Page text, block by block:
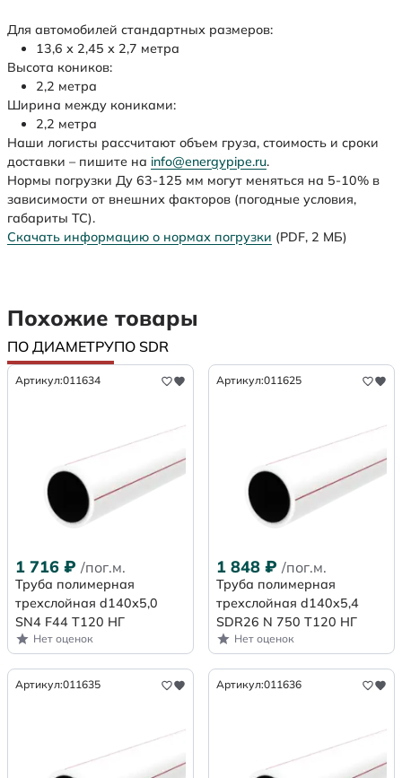
Для автомобилей стандартных размеров:
13,6 х 2,45 х 2,7 метра
Высота коников:
2,2 метра
Ширина между кониками:
2,2 метра
Наши логисты рассчитают объем груза, стоимость и сроки
доставки – пишите на info@energypipe.ru.
Нормы погрузки Ду 63-125 мм могут меняться на 5-10% в
зависимости от внешних факторов (погодные условия,
габариты ТС).
Скачать информацию о нормах погрузки (PDF, 2 МБ)
Похожие товары
ПО ДИАМЕТРУПО SDR
Артикул:011634
1 716 ₽ /пог.м.
Труба полимерная
трехслойная d140х5,0
SN4 F44 Т120 НГ
Нет оценок
Артикул:011625
1 848 ₽ /пог.м.
Труба полимерная
трехслойная d140x5,4
SDR26 N 750 Т120 НГ
Нет оценок
Артикул:011635 Артикул:011636